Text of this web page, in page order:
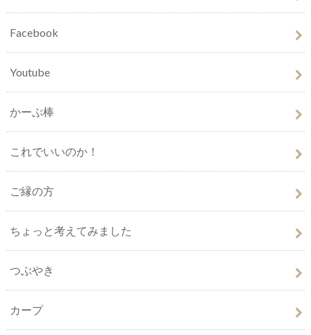
Facebook
Youtube
かーぷ棒
これでいいのか！
ご縁の方
ちょっと考えてみました
つぶやき
カープ